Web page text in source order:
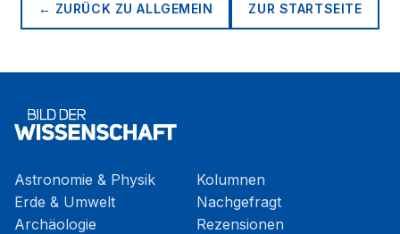
← ZURÜCK ZUALLGEMEIN ZUR STARTSEITE
Astronomie & Physik
Erde & Umwelt
Archäologie
Kolumnen
Nachgefragt
Rezensionen